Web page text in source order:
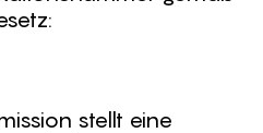
stellt eine